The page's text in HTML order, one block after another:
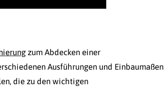
zum Abdecken einer
Ausführungen und Einbaumaßen
die zu den wichtigen